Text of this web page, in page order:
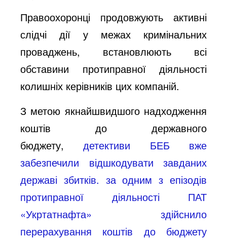
Правоохоронці продовжують активні
слідчі дії у межах кримінальних
проваджень, встановлюють всі
обставини протиправної діяльності
колишніх керівників цих компаній.
З метою якнайшвидшого надходження
коштів до державного
бюджету,детективи БЕБ вже
забезпечили відшкодувати завданих
державі збитків. за одним з епізодів
протиправної діяльності ПАТ
«Укртатнафта» здійснило
перерахування коштів до бюджету